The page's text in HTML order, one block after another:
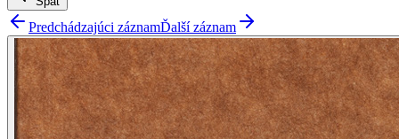
Predchádzajúci záznamĎalší záznam